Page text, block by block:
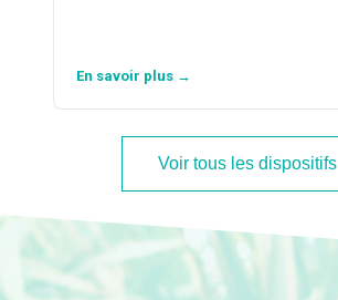
En savoir plus →
Voir tous les dispositifs